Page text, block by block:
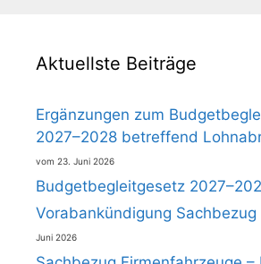
Aktuellste Beiträge
Ergänzungen zum
2027–2028 betreffend
23. Juni 2026
Budgetbegleitgesetz
Vorabankündigung Sachbezug
Juni 2026